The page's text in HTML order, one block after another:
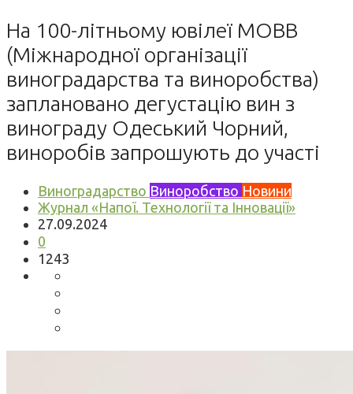
На 100-літньому ювілеї МОВВ
(Міжнародної організації
виноградарства та виноробства)
заплановано дегустацію вин з
винограду Одеський Чорний,
виноробів запрошують до участі
Виноградарство Виноробство Новини
Журнал «Напої. Технології та Інновації»
27.09.2024
0
1243